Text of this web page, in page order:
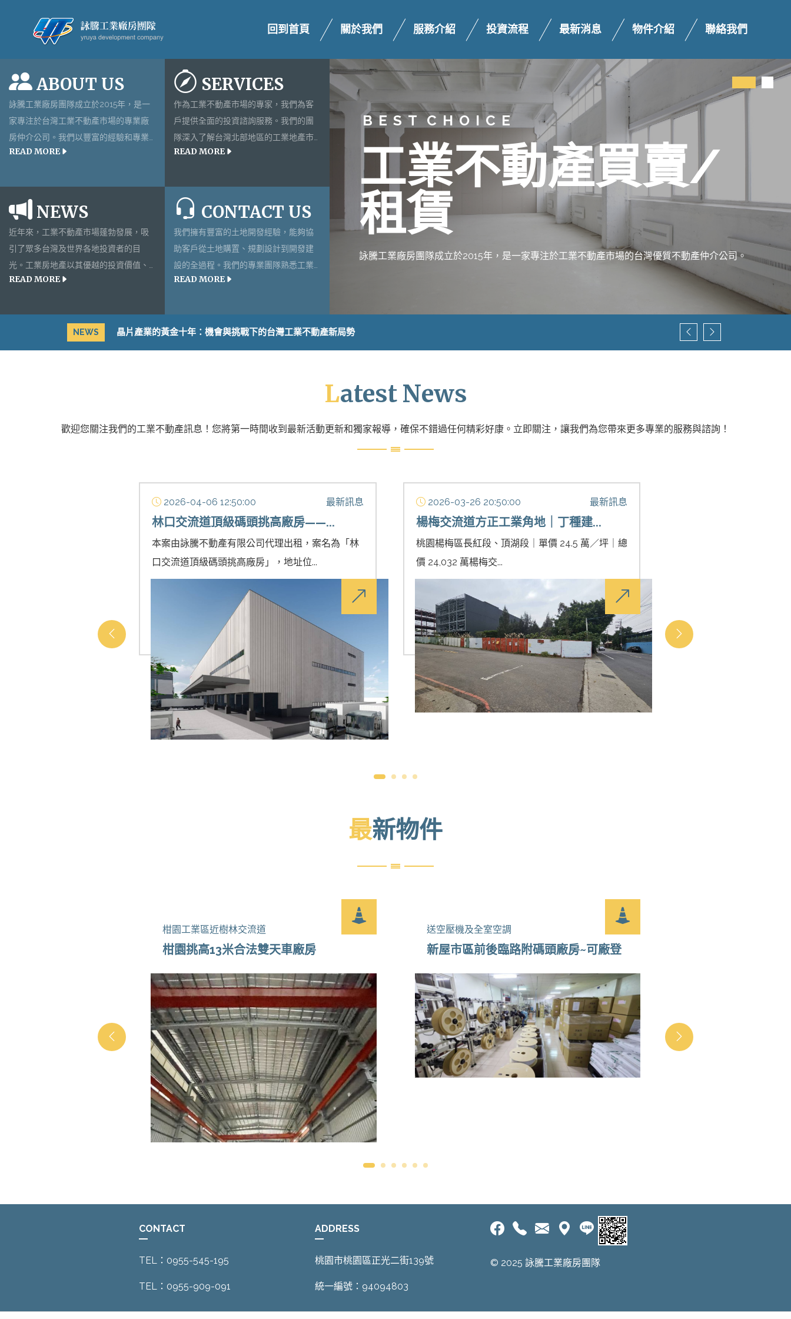
回到首頁 關於我們 服務介紹 投資流程 最新消息 物件介紹 聯絡我們
QUALITY
裡去？看好工業地產的未來走向！詠騰工業廠房團隊與您一同成長！
BE S T C HO I C E
工業不動產買賣/
租賃
詠騰工業廠房團 隊成立於2015年 ， 是一家專注於工業不動產市場的台灣優質不動產仲介公司。
ABOUT US
詠騰工業廠房團隊成立於2015年，是一
家專注於台灣工業不動產市場的專業廠
房仲介公司。我們以豐富的經驗和專業
知識，為客戶提供全方位的台灣不動產
產、工業廠房，還是參與台灣土地開發
項目，詠騰不動產團隊都能為您提供最
適合的解決方案。
READ MORE
SERVICES
作為工業不動產市場的專家，我們為客
戶提供全面的投資諮詢服務。我們的團
隊深入了解台灣北部地區的工業地產市
場動態，能夠為您提供最新、最準確的
工業區內獨立廠區的挑高廠房、小型園
區內連棟式透天廠房，還是尚未興建的
工業用地，我們都能為您找到最適合的
投資標的。
READ MORE
NEWS
近年來，工業不動產市場蓬勃發展，吸
引了眾多台灣及世界各地投資者的目
光。工業房地產以其優越的投資價值、
穩定供給與輸出、相對低廉的價格和高
的首選！
READ MORE
CONTACT US
我們擁有豐富的土地開發經驗，能夠協
助客戶從土地購置、規劃設計到開發建
設的全過程。我們的專業團隊熟悉工業
地產相關的土地法規和開發流程，能夠
READ MORE
NEWS 晶片產業的黃金十年：機會與挑戰下的台灣工業不動產新局勢
Latest News
歡迎您關注我們的工業不動產訊息！您將第一時間收到最新活動更新和獨家報導，確保不錯過任何精彩好康。立即關注，讓我們為您帶來更多專業的服務與諮詢！
2026-04-06 12:50:00 最新訊息
林口交流道頂級碼頭挑高廠房——...
本案由詠騰不動產有限公司代理出租，案名為「林
口交流道頂級碼頭挑高廠房」，地址位...
2026-03-26 20:50:00 最新訊息
楊梅交流道方正工業角地｜丁種建...
桃園楊梅區長紅段、頂湖段｜單價 24.5 萬／坪｜總
價 24,032 萬楊梅交...
最新物件
柑園工業區近樹林交流道
柑園挑高13米合法雙天車廠房
送空壓機及全室空調
新屋市區前後臨路附碼頭廠房~可廠登
CONTACT
TEL：0955-545-195
TEL：0955-909-091
ADDRESS
桃園市桃園區正光二街139號
統一編號：94094803
© 2025 詠騰工業廠房團隊